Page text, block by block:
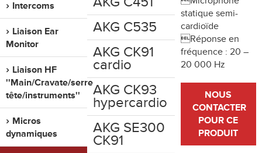
CONTACT
Intercoms
Liaison Ear
Monitor
Liaison HF
''Main/Cravate/serre
tête/instruments''
Micros
dynamiques
AKG C535
AKG CK91
cardio
AKG CK93
hypercardio
AKG SE300
CK91
statique semi-
cardioïde
Réponse en
fréquence : 20 –
20 000 Hz
NOUS
CONTACTER
POUR CE
PRODUIT